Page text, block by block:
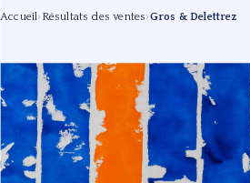
Accueil› Résultats des ventes›Gros & Delettrez